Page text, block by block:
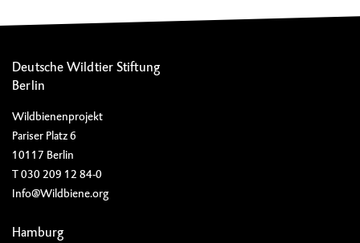
Deutsche Wildtier Stiftung
Berlin
Wildbienenprojekt
Pariser Platz 6
10117 Berlin
T 030 209 12 84-0
Info@Wildbiene.org
Hamburg